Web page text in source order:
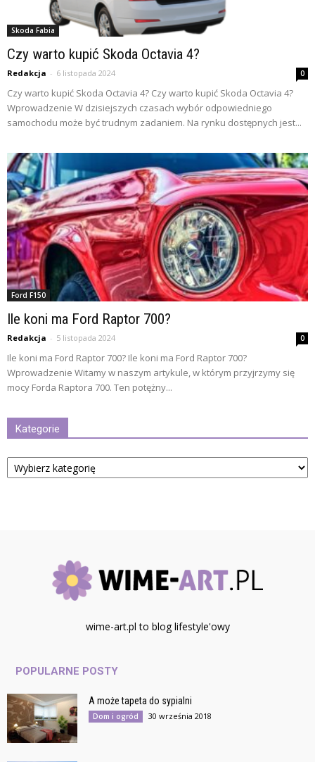
Skoda Fabia
Czy warto kupić Skoda Octavia 4?
Redakcja - 6 listopada 2024 0
Czy warto kupić Skoda Octavia 4? Czy warto kupić Skoda Octavia 4?
Wprowadzenie W dzisiejszych czasach wybór odpowiedniego
samochodu może być trudnym zadaniem. Na rynku dostępnych jest...
Ford F150
Ile koni ma Ford Raptor 700?
Redakcja - 5 listopada 2024 0
Ile koni ma Ford Raptor 700? Ile koni ma Ford Raptor 700?
Wprowadzenie Witamy w naszym artykule, w którym przyjrzymy się
mocy Forda Raptora 700. Ten potężny...
Kategorie
Kategorie
wime-art.pl to blog lifestyle'owy
POPULARNE POSTY
A może tapeta do sypialni
Dom i ogród 30 września 2018